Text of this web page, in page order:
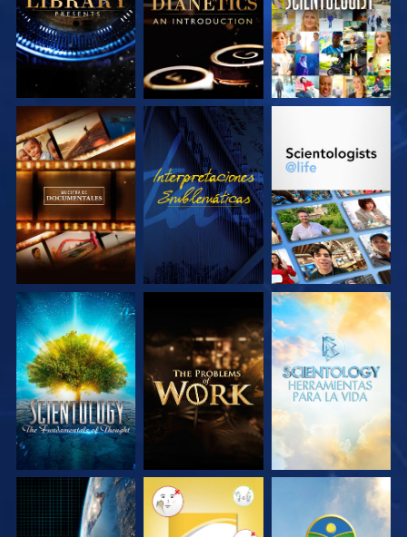
EXPLORA LAS
SERIES
VE
EXPLORA LAS
EXPLORA LAS
SERIES
EXPLORA LAS
SERIES
EXPLORA LAS
SERIES